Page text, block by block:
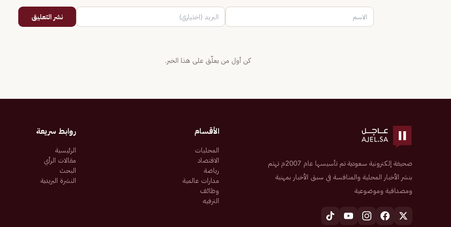
نشر التعليق
كن أول من يعلّق على هذا الخبر.
صحيفة إلكترونية سعودية تم تأسيسها عام 2007م تهتم
بنشر الأخبار المحلية والمنافسة في سبق الأخبار بمهنية
ومصداقية وموضوعية
الأقسام
المحليات
الاقتصاد
رياضة
مدارات عالمية
وظائف
الترفيه
روابط سريعة
الرئيسية
مقالات الرأي
البحث
النشرة البريدية